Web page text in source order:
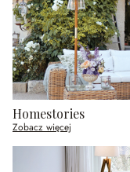
Homestories
Zobacz więcej